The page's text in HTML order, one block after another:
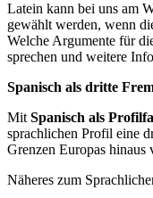
Latein kann bei uns am
gewählt werden, wenn
Welche Argumente für
sprechen und weitere
Spanisch als dritte
Mit Spanisch als
sprachlichen Profil eine
Grenzen Europas
Näheres zum